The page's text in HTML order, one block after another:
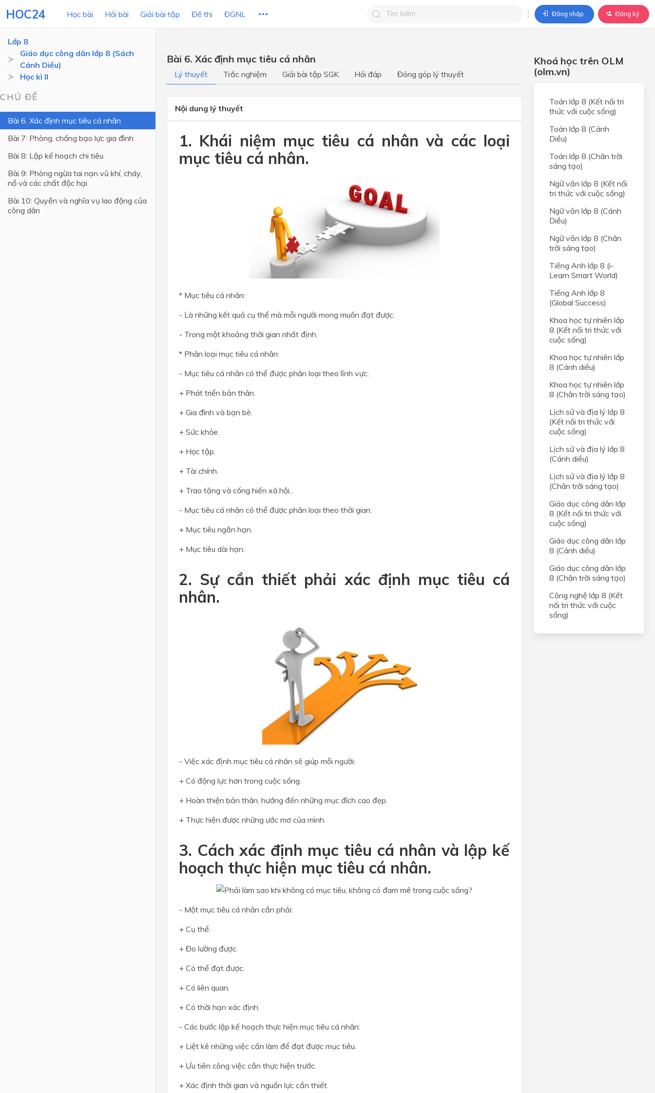
HOC24 Học bài Hỏi bài Giải bài tập Đề thi ĐGNL
bạn
Đăng nhập Đăng ký
LỚP HỌC
Lớp 11
Lớp 10
Lớp 7
Lớp 6
MÔN HỌC CHỦ ĐỀ / CHƯƠNG
Lớp 8
Giáo dục công dân lớp 8 (Sách
Cánh Diều)
Học kì II
CHỦ ĐỀ
Bài 6. Xác định mục tiêu cá nhân
Bài 7: Phòng, chống bạo lực gia đình
Bài 8: Lập kế hoạch chi tiêu
Bài 9: Phòng ngừa tai nạn vũ khí, cháy,
nổ và các chất độc hại
Bài 10: Quyền và nghĩa vụ lao động của
công dân
Bài 6. Xác định mục tiêu cá nhân
Lý thuyết Trắc nghiệm Giải bài tập SGK Hỏi đáp Đóng góp lý thuyết
Nội dung lý thuyết
1. Khái niệm mục tiêu cá nhân và các loại
mục tiêu cá nhân.
* Mục tiêu cá nhân:
- Là những kết quả cụ thể mà mỗi người mong muốn đạt được.
- Trong một khoảng thời gian nhất định.
* Phân loại mục tiêu cá nhân:
- Mục tiêu cá nhân có thể được phân loại theo lĩnh vực:
+ Phát triển bản thân.
+ Gia đình và bạn bè.
+ Sức khỏe.
+ Học tập.
+ Tài chính.
+ Trao tặng và cống hiến xã hội...
- Mục tiêu cá nhân có thể được phân loại theo thời gian:
+ Mục tiêu ngắn hạn.
+ Mục tiêu dài hạn.
2. Sự cần thiết phải xác định mục tiêu cá
nhân.
- Việc xác định mục tiêu cá nhân sẽ giúp mỗi người:
+ Có động lực hơn trong cuộc sống.
+ Hoàn thiện bản thân, hướng đến những mục đích cao đẹp.
+ Thực hiện được những ước mơ của mình.
3. Cách xác định mục tiêu cá nhân và lập kế
hoạch thực hiện mục tiêu cá nhân.
- Một mục tiêu cá nhân cần phải:
+ Cụ thể.
+ Đo lường được.
+ Có thể đạt được.
+ Có liên quan.
+ Có thời hạn xác định.
- Các bước lập kế hoạch thực hiện mục tiêu cá nhân:
+ Liệt kê những việc cần làm để đạt được mục tiêu.
+ Ưu tiên công việc cần thực hiện trước.
+ Xác định thời gian và nguồn lực cần thiết.
Khoá học trên OLM
(olm.vn)
Toán lớp 8 (Kết nối tri
thức với cuộc sống)
Toán lớp 8 (Cánh
Diều)
Toán lớp 8 (Chân trời
sáng tạo)
Ngữ văn lớp 8 (Kết nối
tri thức với cuộc sống)
Ngữ văn lớp 8 (Cánh
Diều)
Ngữ văn lớp 8 (Chân
trời sáng tạo)
Tiếng Anh lớp 8 (i-
Learn Smart World)
Tiếng Anh lớp 8
(Global Success)
Khoa học tự nhiên lớp
8 (Kết nối tri thức với
cuộc sống)
Khoa học tự nhiên lớp
8 (Cánh diều)
Khoa học tự nhiên lớp
8 (Chân trời sáng tạo)
Lịch sử và địa lý lớp 8
(Kết nối tri thức với
cuộc sống)
Lịch sử và địa lý lớp 8
(Cánh diều)
Lịch sử và địa lý lớp 8
(Chân trời sáng tạo)
Giáo dục công dân lớp
8 (Kết nối tri thức với
cuộc sống)
Giáo dục công dân lớp
8 (Cánh diều)
Giáo dục công dân lớp
8 (Chân trời sáng tạo)
Công nghệ lớp 8 (Kết
nối tri thức với cuộc
sống)